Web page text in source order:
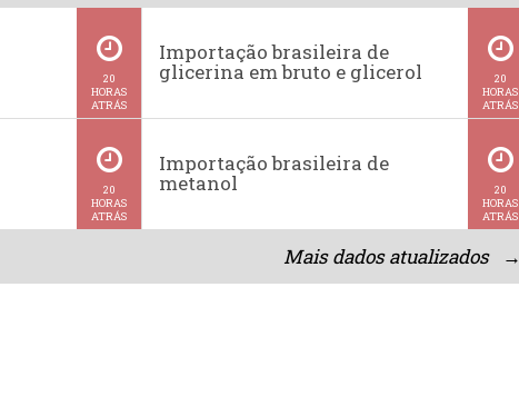
20
HORAS
ATRÁS
Importação brasileira de
glicerina em bruto e glicerol
20
HORAS
ATRÁS
20
HORAS
ATRÁS
Importação brasileira de
metanol
20
HORAS
ATRÁS
Mais dados atualizados →